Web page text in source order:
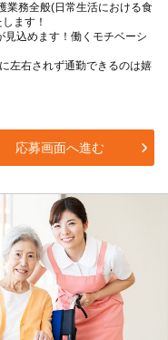
業務全般(日常生活における食
ます！
込めます！働くモチベーシ
左右されず通勤できるのは嬉
応募画面へ進む